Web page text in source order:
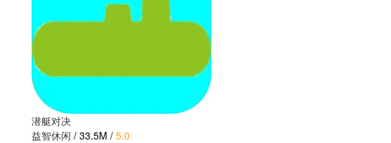
潜艇对决
益智休闲 / 33.5M / 5.0